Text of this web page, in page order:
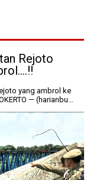
Rejoto
yang ambrol ke
— (harianbu...